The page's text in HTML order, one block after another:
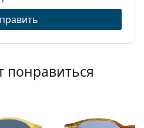
понравиться